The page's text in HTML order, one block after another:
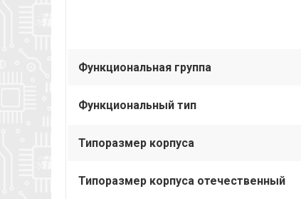
Функциональная группа
Функциональный тип
Типоразмер корпуса
Типоразмер корпуса отечественный